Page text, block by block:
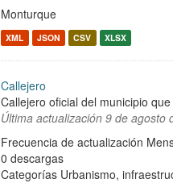
Monturque
XML JSON CSV XLSX
Callejero
Callejero oficial del municipio
Última actualización 9 de agosto
Frecuencia de actualización
0 descargas
Categorías Urbanismo,